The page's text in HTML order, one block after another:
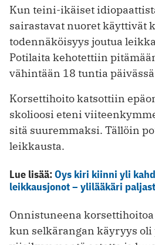
Kun teini-ikäiset
sairastavat nuoret käyttivät
todennäköisyys joutua
Potilaita kehotettiin
vähintään 18 tuntia
Korsettihoito katsottiin
skolioosi eteni
sitä suuremmaksi. Tällöin
leikkausta.
Lue lisää:Oys kiri kiinni yli
leikkausjonot – ylilääkäri
Onnistuneena
kun selkärangan käyryys